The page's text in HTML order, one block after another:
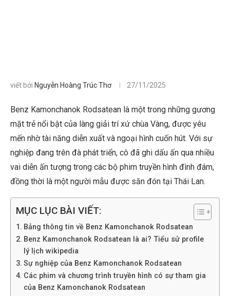
viết bởi Nguyễn Hoàng Trúc Thơ 27/11/2025
Benz Kamonchanok Rodsatean là một trong những gương
mặt trẻ nổi bật của làng giải trí xứ chùa Vàng, được yêu
mến nhờ tài năng diễn xuất và ngoại hình cuốn hút. Với sự
nghiệp đang trên đà phát triển, cô đã ghi dấu ấn qua nhiều
vai diễn ấn tượng trong các bộ phim truyền hình đình đám,
đồng thời là một người mẫu được săn đón tại Thái Lan.
MỤC LỤC BÀI VIẾT:
Bảng thông tin về Benz Kamonchanok Rodsatean
Benz Kamonchanok Rodsatean là ai? Tiểu sử profile
lý lịch wikipedia
Sự nghiệp của Benz Kamonchanok Rodsatean
Các phim và chương trình truyền hình có sự tham gia
của Benz Kamonchanok Rodsatean